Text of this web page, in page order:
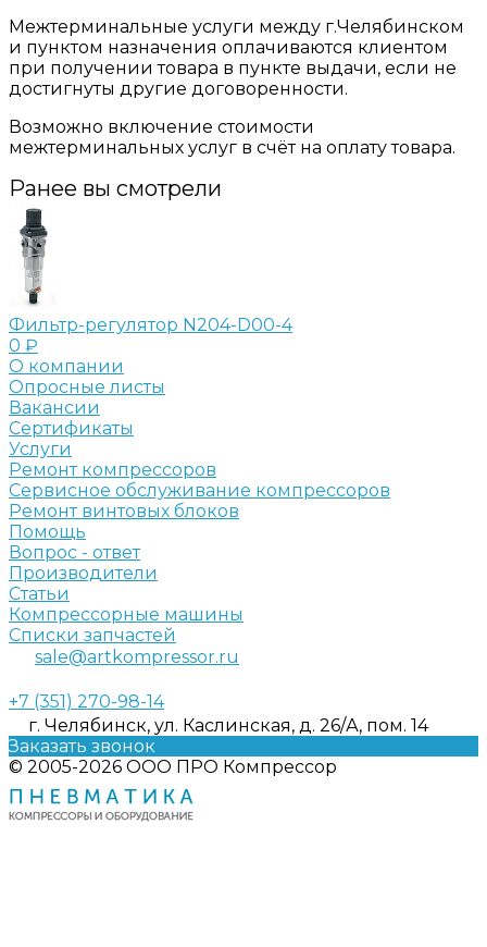
Межтерминальные услуги между г.Челябинском
и пунктом назначения оплачиваются клиентом
при получении товара в пункте выдачи, если не
достигнуты другие договоренности.
Возможно включение стоимости
межтерминальных услуг в счёт на оплату товара.
Ранее вы смотрели
Фильтр-регулятор N204-D00-4
0 ₽
О компании
Опросные листы
Вакансии
Сертификаты
Услуги
Ремонт компрессоров
Сервисное обслуживание компрессоров
Ремонт винтовых блоков
Помощь
Вопрос - ответ
Производители
Статьи
Компрессорные машины
Списки запчастей
sale@artkompressor.ru
+7 (351) 270-98-14
г. Челябинск, ул. Каслинская, д. 26/А, пом. 14
Заказать звонок
© 2005-2026 ООО ПРО Компрессор